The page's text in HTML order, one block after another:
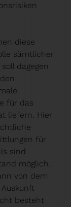
diese
sämtlicher
dagegen
für das
liefern. Hier
für
sind
möglich.
von dem
besteht